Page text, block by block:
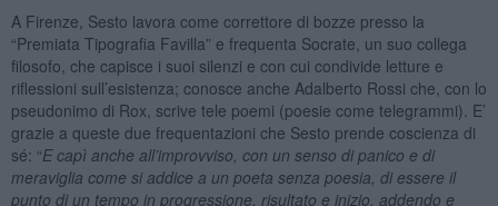
A Firenze, Sesto lavora come correttore di bozze presso la
“Premiata Tipografia Favilla” e frequenta Socrate, un suo collega
filosofo, che capisce i suoi silenzi e con cui condivide letture e
riflessioni sull’esistenza; conosce anche Adalberto Rossi che, con lo
pseudonimo di Rox, scrive tele poemi (poesie come telegrammi). E’
grazie a queste due frequentazioni che Sesto prende coscienza di
sé: “E capì anche all’improvviso, con un senso di panico e di
meraviglia come si addice a un poeta senza poesia, di essere il
punto di un tempo in progressione, risultato e inizio, addendo e